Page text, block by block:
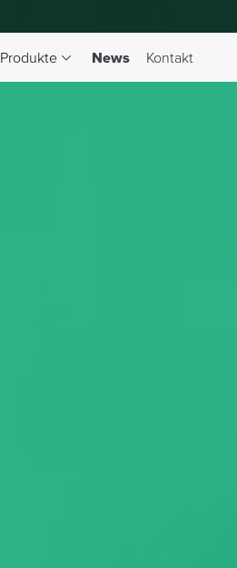
Produkte
Dropdown-Menü Produkte umschalten
News(aktiv)
Kontakt